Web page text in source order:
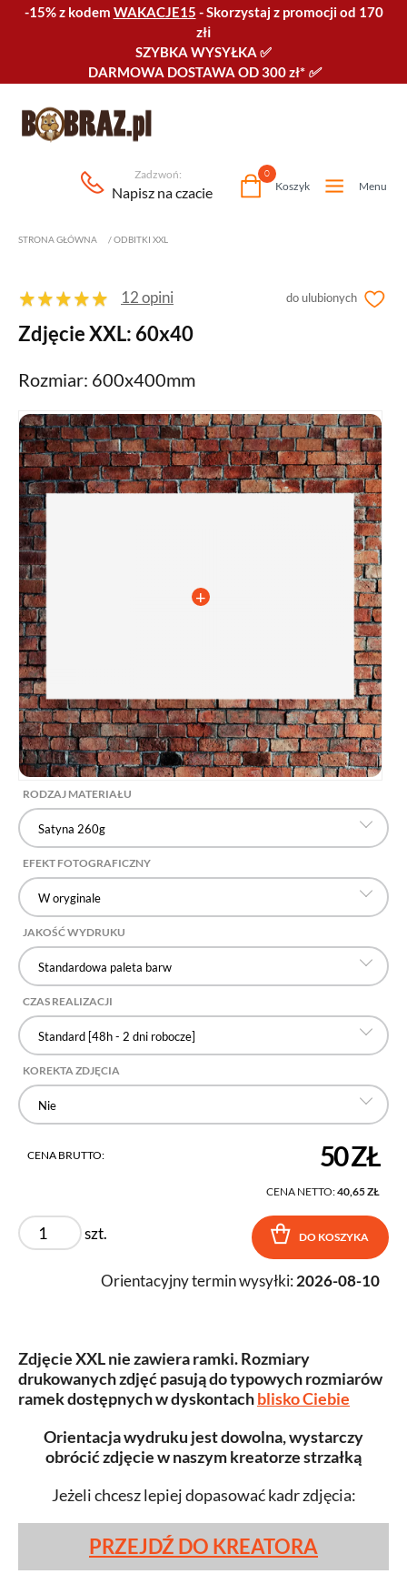
-15% z kodem WAKACJE15 -Skorzystaj z promocji od 170
złℹ️
SZYBKA WYSYŁKA ✅
DARMOWA DOSTAWA OD 300 zł* ✅
Zadzwoń:
Napisz na czacie Koszyk
0
Menu
STRONA GŁÓWNA /ODBITKI XXL
do ulubionych
12 opini
Zdjęcie XXL: 60x40
Rozmiar: 600x400mm
RODZAJ MATERIAŁU
Satyna 260g
EFEKT FOTOGRAFICZNY
W oryginale
JAKOŚĆ WYDRUKU
Standardowa paleta barw
CZAS REALIZACJI
Standard [48h - 2 dni robocze]
KOREKTA ZDJĘCIA
Nie
CENA BRUTTO: 50 ZŁ
CENA NETTO:40,65 ZŁ
szt. DO KOSZYKA
Orientacyjny termin wysyłki: 2026-08-10
Zdjęcie XXL nie zawiera ramki. Rozmiary
drukowanych zdjęć pasują do typowych rozmiarów
ramek dostępnych w dyskontachblisko Ciebie
Orientacja wydruku jest dowolna, wystarczy
obrócić zdjęcie w naszym kreatorze strzałką
Jeżeli chcesz lepiej dopasować kadr zdjęcia:
PRZEJDŹ DO KREATORA